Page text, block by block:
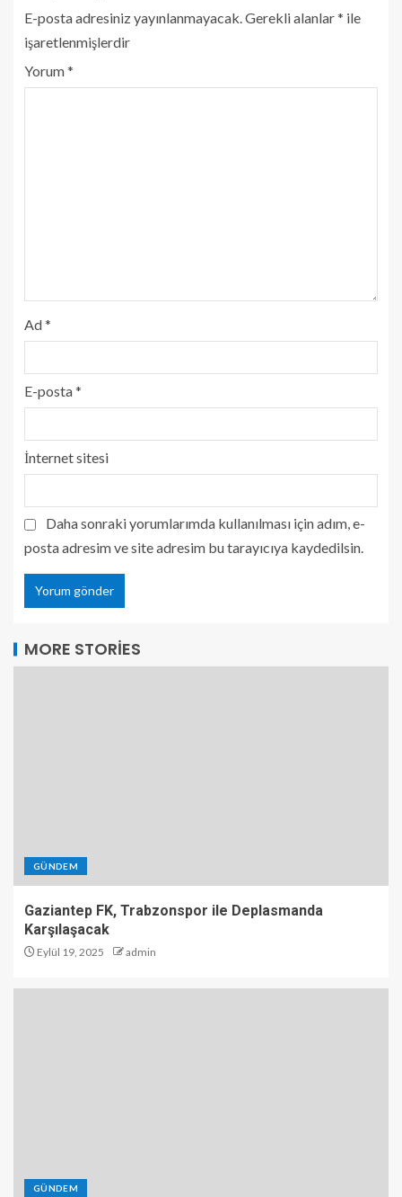
E-posta adresiniz yayınlanmayacak.Gerekli alanlar* ile
işaretlenmişlerdir
Yorum*
Ad*
E-posta*
İnternet sitesi
Daha sonraki yorumlarımda kullanılması için adım, e-
posta adresim ve site adresim bu tarayıcıya kaydedilsin.
MORE STORIES
GÜNDEM
Gaziantep FK, Trabzonspor ile Deplasmanda
Karşılaşacak
Eylül 19, 2025 admin
GÜNDEM